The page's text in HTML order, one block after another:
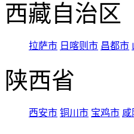
西藏自治区
拉萨市 日喀则市 昌都市
陕西省
西安市 铜川市 宝鸡市 咸